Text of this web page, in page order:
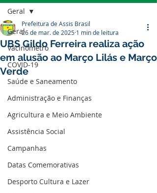
Geral
Vacinômetro
COVID-19
Saúde e Saneamento
Administração e Finanças
Agricultura e Meio Ambiente
Assistência Social
Campanhas
Datas Comemorativas
Desporto Cultura e Lazer
Geral
UBS Gildo Ferreira realiza ação
em alusão ao Março Lilás e Março
Verde
Prefeitura de Assis Brasil
26 de mar. de 2025 1 min de leitura